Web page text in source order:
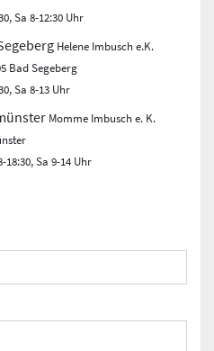
Sa 8-12:30 Uhr
Helene Imbusch e.K.
Bad Segeberg
Sa 8-13 Uhr
Momme Imbusch e. K.
18:30, Sa 9-14 Uhr